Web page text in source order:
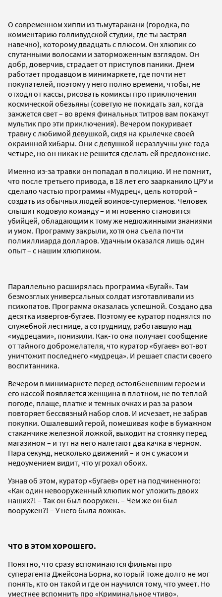
О современном хиппи из тьмутаракани (городка, по
комментарию голливудской студии, где ты застрял
навечно), которому двадцать с плюсом. Он хлюпик со
спутанными волосами и заторможенным взглядом. Он
добр, доверчив, страдает от приступов паники. Днем
работает продавцом в минимаркете, где почти нет
покупателей, поэтому у него полно времени, чтобы, не
отходя от кассы, рисовать комиксы про приключения
космической обезьяны (советую не покидать зал, когда
зажжется свет – во время финальных титров вам покажут
мультик про эти приключения). Вечером покуривает
травку с любимой девушкой, сидя на крылечке своей
окраинной хибары. Они с девушкой неразлучны уже года
четыре, но он никак не решится сделать ей предложение.
Именно из-за травки он попадал в полицию. И не помнит,
что после третьего привода, в 18 лет его заарканило ЦРУ и
сделало частью программы «Мудрец», цель которой –
создать из обычных людей воинов-суперменов. Человек
слышит кодовую команду – и мгновенно становится
убийцей, обладающим к тому же недюжинными знаниями
и умом. Программу закрыли, хотя она съела почти
полмиллиарда долларов. Удачным оказался лишь один
опыт – с нашим хлюпиком.
Параллельно расширялась программа «Бугай». Там
безмозглых универсальных солдат изготавливали из
психопатов. Программа оказалась успешной. Создано два
десятка извергов-бугаев. Поэтому ее куратор поднялся по
служебной лестнице, а сотрудницу, работавшую над
«мудрецами», понизили. Как-то она получает сообщение
от тайного доброжелателя, что куратор «бугаев» вот-вот
уничтожит последнего «мудреца». И решает спасти своего
воспитанника.
Вечером в минимаркете перед остолбеневшим героем и
его кассой появляется женщина в плотном, не по теплой
погоде, плаще, платке и темных очках и раз за разом
повторяет бессвязный набор слов. И исчезает, не забрав
покупки. Ошалевший герой, помешивая кофе в бумажном
стаканчике железной ложкой, выходит на стоянку перед
магазином – и тут на него налетают два качка в черном.
Пара секунд, несколько движений – и он с ужасом и
недоумением видит, что угрохал обоих.
Узнав об этом, куратор «бугаев» орет на подчиненного:
«Как один невооруженный хлюпик мог уложить двоих
наших?! – Так он был вооружен. – Чем же он был
вооружен?! – У него была ложка».
ЧТО В ЭТОМ ХОРОШЕГО.
Понятно, что сразу вспоминаются фильмы про
суперагента Джейсона Борна, который тоже долго не мог
понять, кто он такой и где он научился тому, что умеет. Но
уместнее вспомнить про «Криминальное чтиво».